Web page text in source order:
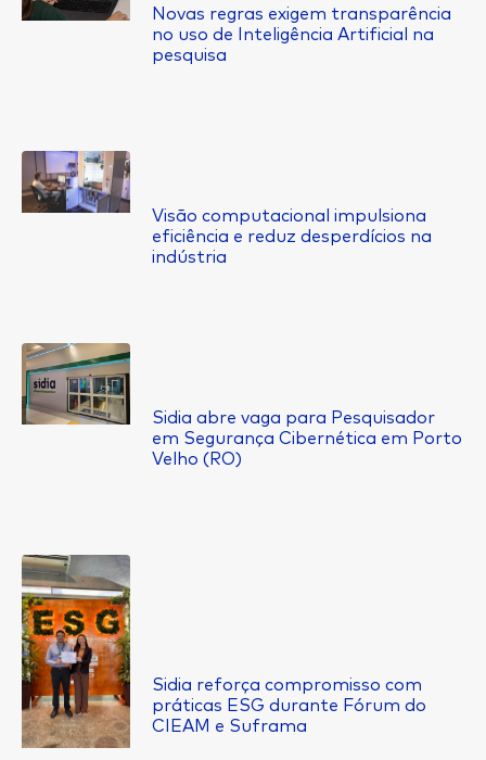
Novas regras exigem transparência
no uso de Inteligência Artificial na
pesquisa
Visão computacional impulsiona
eficiência e reduz desperdícios na
indústria
Sidia abre vaga para Pesquisador
em Segurança Cibernética em Porto
Velho (RO)
Sidia reforça compromisso com
práticas ESG durante Fórum do
CIEAM e Suframa